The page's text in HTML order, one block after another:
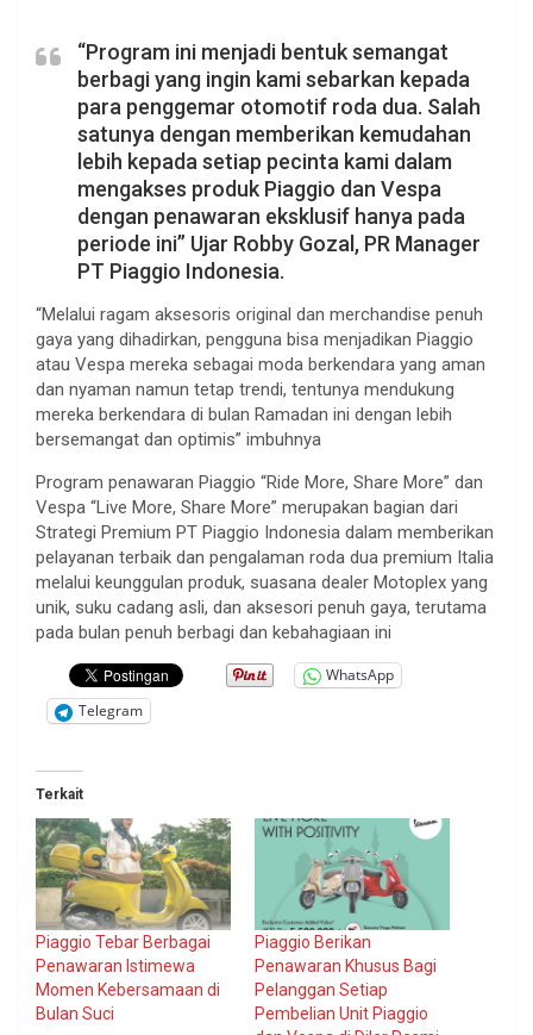
“Program ini menjadi bentuk semangat
berbagi yang ingin kami sebarkan kepada
para penggemar otomotif roda dua. Salah
satunya dengan memberikan kemudahan
lebih kepada setiap pecinta kami dalam
mengakses produk Piaggio dan Vespa
dengan penawaran eksklusif hanya pada
periode ini” Ujar Robby Gozal, PR Manager
PT Piaggio Indonesia.
“Melalui ragam aksesoris original dan merchandise penuh
gaya yang dihadirkan, pengguna bisa menjadikan Piaggio
atau Vespa mereka sebagai moda berkendara yang aman
dan nyaman namun tetap trendi, tentunya mendukung
mereka berkendara di bulan Ramadan ini dengan lebih
bersemangat dan optimis” imbuhnya
Program penawaran Piaggio “Ride More, Share More” dan
Vespa “Live More, Share More” merupakan bagian dari
Strategi Premium PT Piaggio Indonesia dalam memberikan
pelayanan terbaik dan pengalaman roda dua premium Italia
melalui keunggulan produk, suasana dealer Motoplex yang
unik, suku cadang asli, dan aksesori penuh gaya, terutama
pada bulan penuh berbagi dan kebahagiaan ini
WhatsApp
Telegram
Terkait
Piaggio Tebar Berbagai
Penawaran Istimewa
Momen Kebersamaan di
Bulan Suci
Piaggio Berikan
Penawaran Khusus Bagi
Pelanggan Setiap
Pembelian Unit Piaggio